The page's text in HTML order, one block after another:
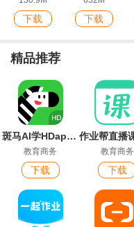
下载 下载
精品推荐
斑马AI学HDapp官方版
教育商务
下载
教育商务
下载